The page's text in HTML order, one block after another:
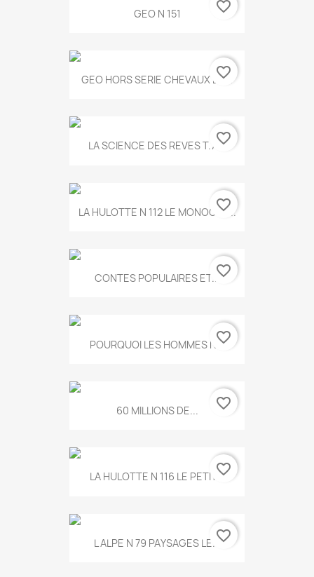
GEO N 151 favorite_border
GEO HORS SERIE CHEVAUX ET...
favorite_border
LA SCIENCE DES REVES T.787
favorite_border
LA HULOTTE N 112 LE MONOCLE...
favorite_border
CONTES POPULAIRES ET...favorite_border
POURQUOI LES HOMMES N...favorite_border
60 MILLIONS DE... favorite_border
LA HULOTTE N 116 LE PETIT...favorite_border
L ALPE N 79 PAYSAGES LE...favorite_border